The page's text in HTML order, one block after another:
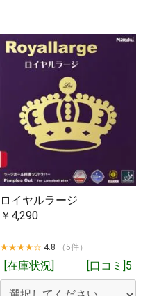
ロイヤルラージ
￥4,290
★★★★☆ 4.8 （5件）
[在庫状況] [口コミ]5